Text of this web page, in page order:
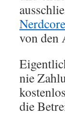
Nerdcore
von den
nie
die